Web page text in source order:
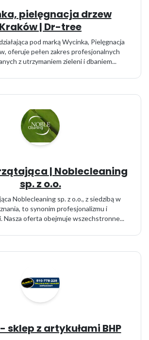
pielęgnacja drzew
Kraków | Dr-tree
pod marką Wycinka, Pielęgnacja
oferuje pełen zakres profesjonalnych
z utrzymaniem zieleni i dbaniem...
| Noblecleaning
sp. z o.o.
Noblecleaning sp. z o.o., z siedzibą w
to synonim profesjonalizmu i
Nasza oferta obejmuje wszechstronne...
- sklep z artykułami BHP